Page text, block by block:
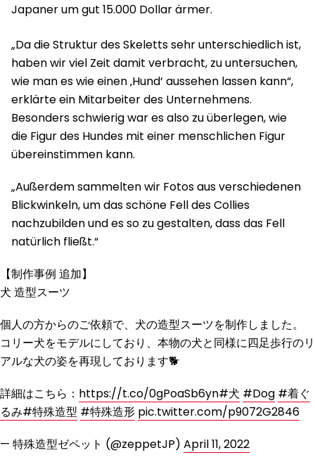
Japaner um gut 15.000 Dollar ärmer.
„Da die Struktur des Skeletts sehr unterschiedlich ist,
haben wir viel Zeit damit verbracht, zu untersuchen,
wie man es wie einen ‚Hund‘ aussehen lassen kann“,
erklärte ein Mitarbeiter des Unternehmens.
Besonders schwierig war es also zu überlegen, wie
die Figur des Hundes mit einer menschlichen Figur
übereinstimmen kann.
„Außerdem sammelten wir Fotos aus verschiedenen
Blickwinkeln, um das schöne Fell des Collies
nachzubilden und es so zu gestalten, dass das Fell
natürlich fließt.“
【制作事例 追加】
犬 造型スーツ
個人の方からのご依頼で、犬の造型スーツを制作しました。
コリー犬をモデルにしており、本物の犬と同様に四足歩行のリ
アルな犬の姿を再現しております🐕
詳細はこちら： https://t.co/0gPoaSb6yn#犬 #Dog #着ぐ
るみ#特殊造型 #特殊造形 pic.twitter.com/p9072G2846
— 特殊造型ゼペット (@zeppetJP) April 11, 2022